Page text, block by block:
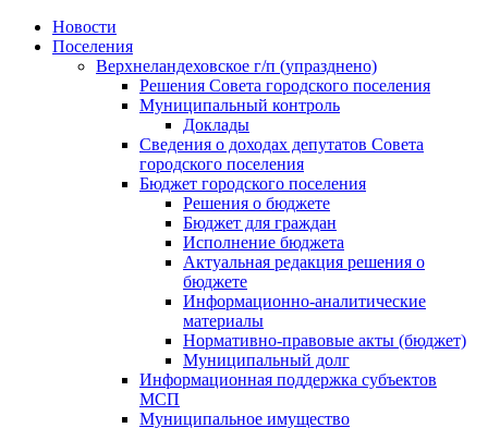
Skip
Новости
Поселения
Верхнеландеховское г/п (упразднено)
Решения Совета городского поселения
Муниципальный контроль
Доклады
Сведения о доходах депутатов Совета
городского поселения
Бюджет городского поселения
Решения о бюджете
Бюджет для граждан
Исполнение бюджета
Актуальная редакция решения о
бюджете
Информационно-аналитические
материалы
Нормативно-правовые акты (бюджет)
Муниципальный долг
Информационная поддержка субъектов
МСП
Муниципальное имущество